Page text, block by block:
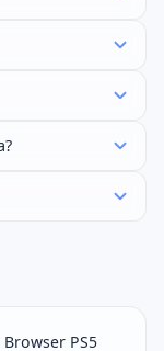
Browser PS5